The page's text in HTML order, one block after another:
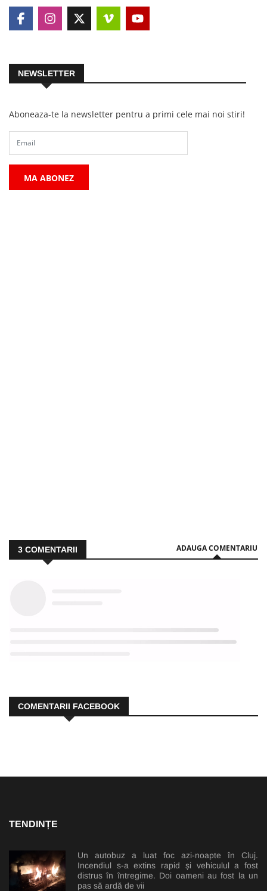
NEWSLETTER
Aboneaza-te la newsletter pentru a primi cele mai noi stiri!
MA ABONEZ
3 COMENTARII ADAUGA COMENTARIU
COMENTARII FACEBOOK
TENDINȚE
Un autobuz a luat foc azi-noapte în Cluj.
Incendiul s-a extins rapid și vehiculul a fost
distrus în întregime. Doi oameni au fost la un
pas să ardă de vii